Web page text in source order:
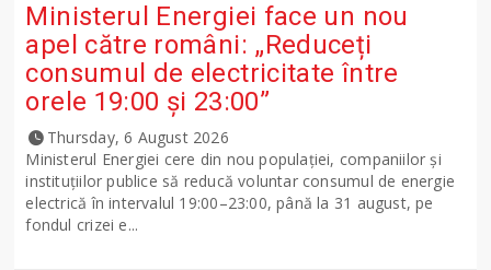
Ministerul Energiei face un nou
apel către români: „Reduceți
consumul de electricitate între
orele 19:00 și 23:00”
Thursday, 6 August 2026
Ministerul Energiei cere din nou populației, companiilor și
instituțiilor publice să reducă voluntar consumul de energie
electrică în intervalul 19:00–23:00, până la 31 august, pe
fondul crizei e...